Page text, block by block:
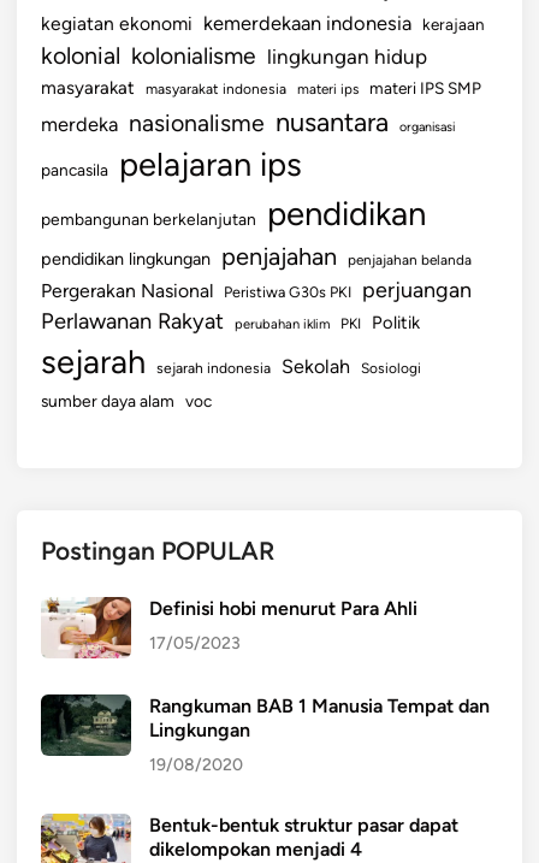
kegiatan ekonomi kemerdekaan indonesia kerajaan
kolonial kolonialisme lingkungan hidup
masyarakat masyarakat indonesia materi ips materi IPS SMP
merdeka nasionalisme nusantara organisasi
pancasila pelajaran ips
pembangunan berkelanjutan pendidikan
pendidikan lingkungan penjajahan penjajahan belanda
Pergerakan Nasional Peristiwa G30s PKI perjuangan
Perlawanan Rakyat perubahan iklim PKI Politik
sejarah sejarah indonesia Sekolah Sosiologi
sumber daya alam voc
Postingan POPULAR
Definisi hobi menurut Para Ahli
17/05/2023
Rangkuman BAB 1 Manusia Tempat dan
Lingkungan
19/08/2020
Bentuk-bentuk struktur pasar dapat
dikelompokan menjadi 4